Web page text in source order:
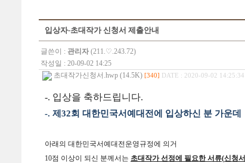
입상자-초대작가 신청서 제출안내
글쓴이 : 관리자 (211.♡.243.72)
작성일 : 20-09-02 14:25
초대작가신청서.hwp (14.5K) [340] DATE : 2020-09-02 14:25:34
-. 입상을 축하드립니다.
-. 제 32회 대한민국서예대전에 입상하신 분 가운데
아래의 대한민국서예대전운영규정에 의거
10점 이상이 되신 분께서는 초대작가 선정에 필요한 서류(신청서